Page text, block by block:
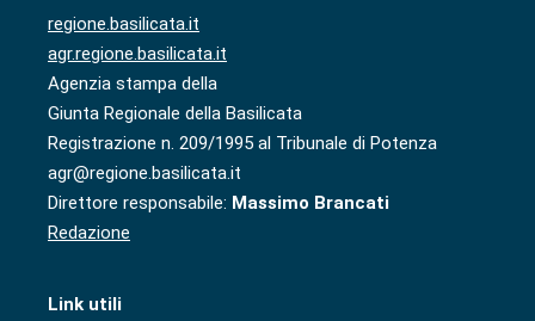
regione.basilicata.it
agr.regione.basilicata.it
Agenzia stampa della
Giunta Regionale della Basilicata
Registrazione n. 209/1995 al Tribunale di Potenza
agr@regione.basilicata.it
Direttore responsabile: Massimo Brancati
Redazione
Link utili